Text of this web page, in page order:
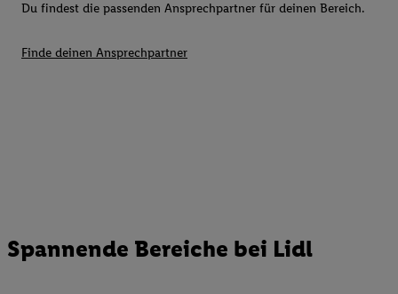
Du findest die passenden Ansprechpartner für deinen Bereich.
Finde deinen Ansprechpartner
Spannende Bereiche bei Lidl